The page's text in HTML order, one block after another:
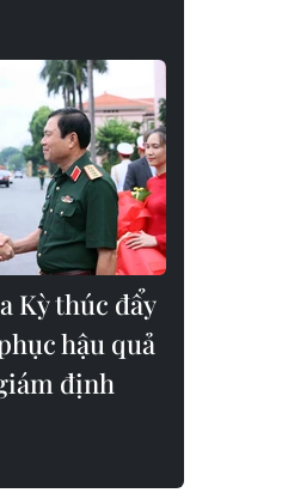
Kỳ thúc đẩy
hậu quả
định